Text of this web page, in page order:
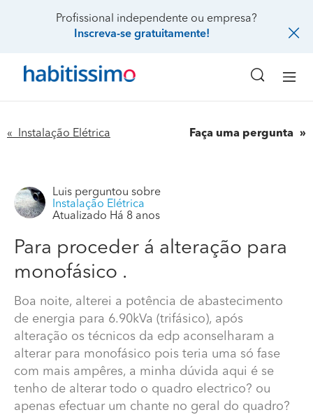
Profissional independente ou empresa?
Inscreva-se gratuitamente!
« Instalação Elétrica Faça uma pergunta
Para proceder á alteração para monofásico .
Boa noite, alterei a potência de abastecimento de
energia para 6.90kVa (trifásico), após alteração os
técnicos da edp aconselharam a alterar para
monofásico pois teria uma só fase com mais ampêres, a
minha dúvida aqui é se tenho de alterar todo o quadro
electrico? ou apenas efectuar um chante no geral do
quadro?
Outra questão era a placa indução e forno que
Luis perguntou sobre
Instalação Elétrica
Atualizado Há 8 anos
Para proceder á alteração para
monofásico .
Boa noite, alterei a potência de abastecimento
de energia para 6.90kVa (trifásico), após
alteração os técnicos da edp aconselharam a
alterar para monofásico pois teria uma só fase
com mais ampêres, a minha dúvida aqui é se
tenho de alterar todo o quadro electrico? ou
apenas efectuar um chante no geral do quadro?